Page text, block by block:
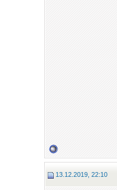
13.12.2019, 22:10